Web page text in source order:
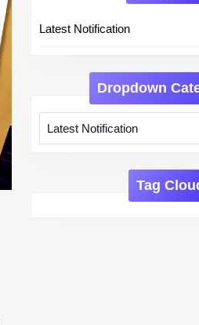
Latest Notification
Dropdown
Tag